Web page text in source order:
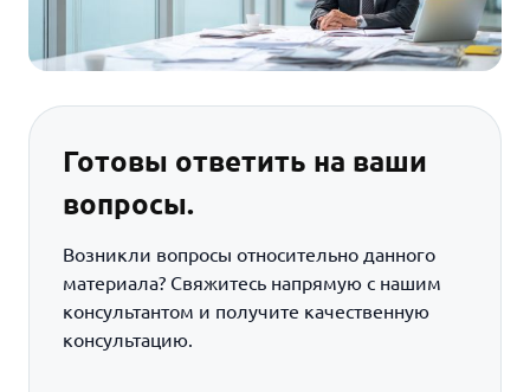
Готовы ответить на ваши
вопросы.
Возникли вопросы относительно данного
материала? Свяжитесь напрямую с нашим
консультантом и получите качественную
консультацию.